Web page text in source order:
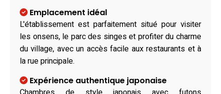
Emplacement idéal
L'établissement est parfaitement situé pour visiter
les onsens, le parc des singes et profiter du charme
du village, avec un accès facile aux restaurants et à
la rue principale.
Expérience authentique japonaise